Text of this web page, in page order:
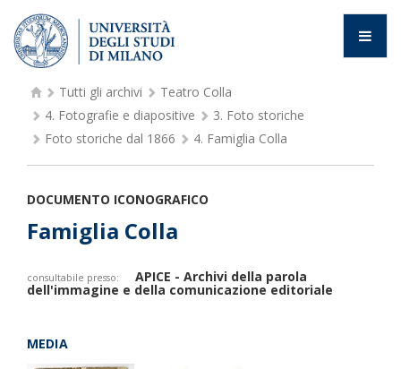
Tutti gli archivi
Teatro Colla
4. Fotografie e diapositive 3. Foto storiche
Foto storiche dal 1866
4. Famiglia Colla
DOCUMENTO ICONOGRAFICO
Famiglia Colla
consultabile presso: APICE - Archivi della parola
dell'immagine e della comunicazione editoriale
MEDIA